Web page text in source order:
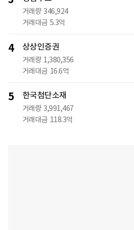
거래량 346,924
거래대금 5.3억
4 상상인증권
거래량 1,380,356
거래대금 16.6억
5 한국첨단소재
거래량 3,991,467
거래대금 118.3억